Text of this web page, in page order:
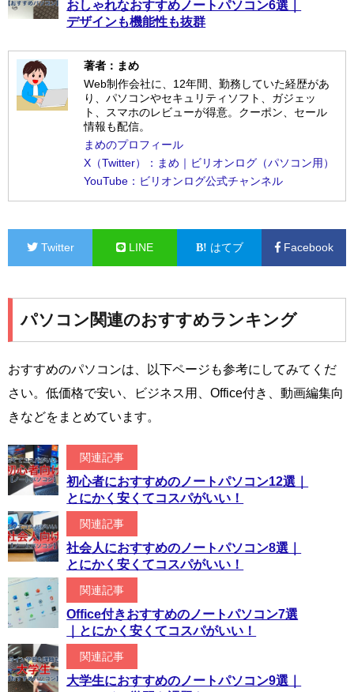
おしゃれなおすすめノートパソコン6選｜
デザインも機能性も抜群
著者：まめ
Web制作会社に、12年間、勤務していた経歴があ
り、パソコンやセキュリティソフト、ガジェッ
ト、スマホのレビューが得意。クーポン、セール
情報も配信。
まめのプロフィール
X（Twitter）：まめ｜ビリオンログ（パソコン用）
YouTube：ビリオンログ公式チャンネル
Twitter LINE はてブ Facebook
パソコン関連のおすすめランキング
おすすめのパソコンは、以下ページも参考にしてみてくだ
さい。低価格で安い、ビジネス用、Office付き、動画編集向
きなどをまとめています。
関連記事
初心者におすすめのノートパソコン12選｜
とにかく安くてコスパがいい！
関連記事
社会人におすすめのノートパソコン8選｜
とにかく安くてコスパがいい！
関連記事
Office付きおすすめのノートパソコン7選
｜とにかく安くてコスパがいい！
関連記事
大学生におすすめのノートパソコン9選｜